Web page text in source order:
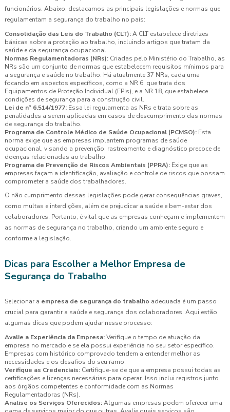
funcionários. Abaixo, destacamos as principais legislações e normas que
regulamentam a segurança do trabalho no país:
Consolidação das Leis do Trabalho (CLT):A CLT estabelece diretrizes
básicas sobre a proteção ao trabalho, incluindo artigos que tratam da
saúde e da segurança ocupacional.
Normas Regulamentadoras (NRs): Criadas pelo Ministério do Trabalho, as
NRs são um conjunto de normas que estabelecem requisitos mínimos para
a segurança e saúde no trabalho. Há atualmente 37 NRs, cada uma
focando em aspectos específicos, como a NR 6, que trata dos
Equipamentos de Proteção Individual (EPIs), e a NR 18, que estabelece
condições de segurança para a construção civil.
Lei de nº 6.514/1977: Essa lei regulamenta as NRs e trata sobre as
penalidades a serem aplicadas em casos de descumprimento das normas
de segurança do trabalho.
Programa de Controle Médico de Saúde Ocupacional (PCMSO): Esta
norma exige que as empresas implantem programas de saúde
ocupacional, visando a prevenção, rastreamento e diagnóstico precoce de
doenças relacionadas ao trabalho.
Programa de Prevenção de Riscos Ambientais (PPRA): Exige que as
empresas façam a identificação, avaliação e controle de riscos que possam
comprometer a saúde dos trabalhadores.
O não cumprimento dessas legislações pode gerar consequências graves,
como multas e interdições, além de prejudicar a saúde e bem-estar dos
colaboradores. Portanto, é vital que as empresas conheçam e implementem
as normas de segurança no trabalho, criando um ambiente seguro e
conforme a legislação.
Dicas para Escolher a Melhor Empresa de
Segurança do Trabalho
Selecionar a empresa de segurança do trabalho adequada é um passo
crucial para garantir a saúde e segurança dos colaboradores. Aqui estão
algumas dicas que podem ajudar nesse processo:
Avalie a Experiência da Empresa:Verifique o tempo de atuação da
empresa no mercado e se ela possui experiência no seu setor específico.
Empresas com histórico comprovado tendem a entender melhor as
necessidades e os desafios do seu ramo.
Verifique as Credenciais: Certifique-se de que a empresa possui todas as
certificações e licenças necessárias para operar. Isso inclui registros junto
aos órgãos competentes e conformidade com as Normas
Regulamentadoras (NRs).
Analise os Serviços Oferecidos:Algumas empresas podem oferecer uma